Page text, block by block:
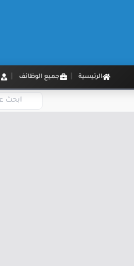
الرئيسية جميع الوظائف